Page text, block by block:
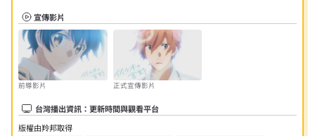
宣傳影片
前導影片 正式宣傳影片
台灣播出資訊：更新時間與觀看平台
版權由羚邦取得